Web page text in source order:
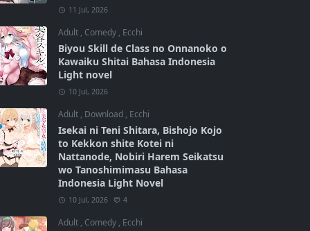
11 Jul, 2026
Adult , Comedy , Ecchi
Biyou Skill de Class no Onnanoko o
Kawaiku Shitai Bahasa Indonesia
Light novel
10 Jul, 2026
Adult , Download , Ecchi
Isekai ni Teni Shitara, Bishojo Kojo
to Kekkon shite Kotei ni
Nattanode, Nobiri Harem Seikatsu
wo Tanoshimimasu Bahasa
Indonesia Light Novel
10 Jul, 2026 4
Adult , Comedy , Ecchi